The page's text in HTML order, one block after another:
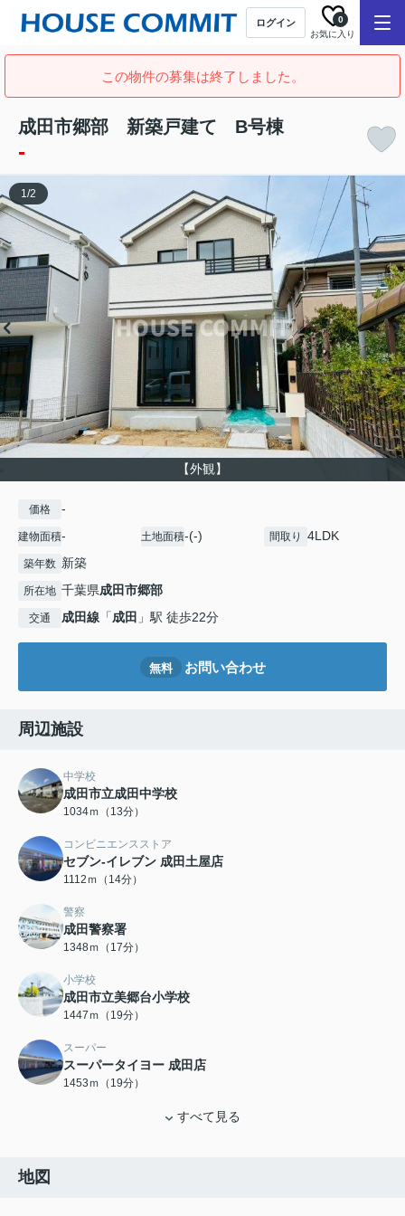
ログイン
お気に入り
0
この物件の募集は終了しました。
成田市郷部 新築戸建て B号棟
-
【外観】
1/2
価格 -
建物面積- 土地面積-(-) 間取り 4LDK
築年数 新築
所在地 千葉県成田市郷部
交通 成田線 「成田 」駅 徒歩22分
無料 お問い合わせ
周辺施設
中学校
成田市立成田中学校
1034ｍ（13分）
コンビニエンスストア
セブン-イレブン 成田土屋店
1112ｍ（14分）
警察
成田警察署
1348ｍ（17分）
小学校
成田市立美郷台小学校
1447ｍ（19分）
スーパー
スーパータイヨー 成田店
1453ｍ（19分）
すべて見る
地図